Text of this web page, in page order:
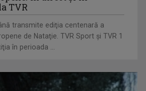
– a şasea cea mai votată piesă în
TVR
transmite ediţia centenară a
de Nataţie. TVR Sport şi TVR 1
în perioada ...